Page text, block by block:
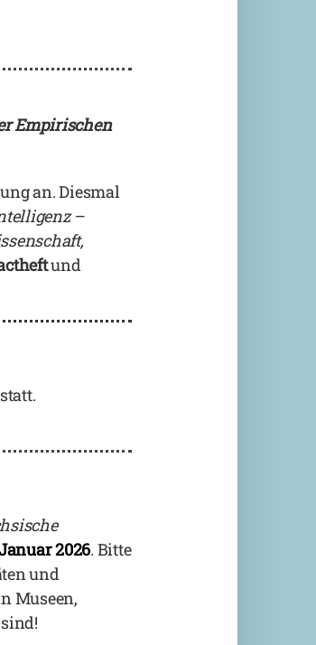
Empirischen
an. Diesmal
–
und
2026. Bitte
und
Museen,